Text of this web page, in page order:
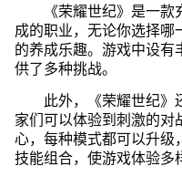
《荣耀世纪》是一
成的职业，无论你选择哪
的养成乐趣。游戏中设有
供了多种挑战。
此外，《荣耀世纪》
家们可以体验到刺激的对
心，每种模式都可以升级
技能组合，使游戏体验多